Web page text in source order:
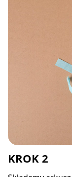
KROK 2